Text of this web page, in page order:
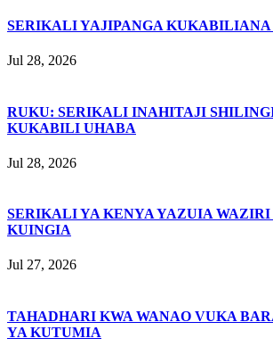
SERIKALI YAJIPANGA KUKABILIANA
Jul 28, 2026
RUKU: SERIKALI INAHITAJI
KUKABILI UHABA
Jul 28, 2026
SERIKALI YA KENYA YAZUIA WAZIRI
KUINGIA
Jul 27, 2026
TAHADHARI KWA WANAO VUKA
YA KUTUMIA